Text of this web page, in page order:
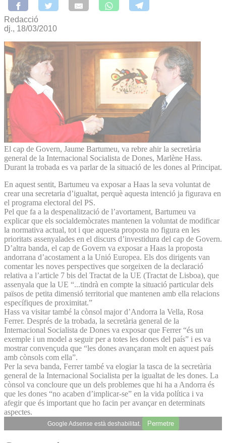
Redacció
dj., 18/03/2010
El cap de Govern, Jaume Bartumeu, va rebre ahir la secretària
general de la Internacional Socialista de Dones, Marlène Hass.
Durant la trobada es va parlar de la situació de les dones al Principat.
En aquest sentit, Bartumeu va exposar a Haas la seva voluntat de
crear una secretaria d’igualtat, perquè aquesta intenció ja figurava en
el programa electoral del PS.
Pel que fa a la despenalització de l’avortament, Bartumeu va
explicar que els socialdemòcrates mantenen la voluntat de modificar
la normativa actual, tot i que aquesta proposta no figura en les
prioritats assenyalades en el discurs d’investidura del cap de Govern.
D’altra banda, el cap de Govern va exposar a Haas la proposta
andorrana d’acostament a la Unió Europea. Els dos dirigents van
comentar les noves perspectives que sorgeixen de la declaració
relativa a l’article 7 bis del Tractat de la UE (Tractat de Lisboa), que
assenyala que la UE “...tindrà en compte la situació particular dels
països de petita dimensió territorial que mantenen amb ella relacions
específiques de proximitat.”
Hass va visitar també la cònsol major d’Andorra la Vella, Rosa
Ferrer. Després de la trobada, la secretària general de la
Internacional Socialista de Dones va exposar que Ferrer “és un
exemple i un model a seguir per a totes les dones del país” i es va
mostrar convençuda que “les dones avançaran molt en aquest país
amb cònsols com ella”.
Per la seva banda, Ferrer també va elogiar la tasca de la secretària
general de la Internacional Socialista per la igualtat de les dones. La
cònsol va concloure que un dels problemes que hi ha a Andorra és
que les dones “no acaben d’implicar-se” en la vida política i va
afegir que és important que ho facin per avançar en determinats
aspectes.
Google Adsense està deshabilitat. Permetre